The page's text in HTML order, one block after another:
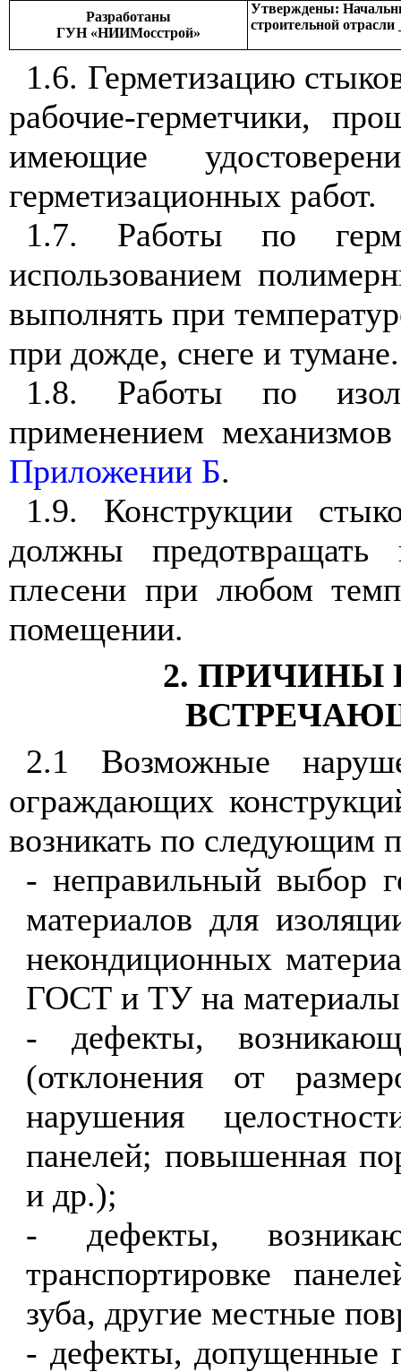
Разработаны
ГУН «НИИМосстрой»
Утверждены:
строительной
1.6. Герметизацию
рабочие-герметчики,
имеющие
герметизационных работ.
1.7. Работы по
использованием
выполнять при
при дожде, снеге и тумане.
1.8. Работы по
применением
Приложении Б.
1.9. Конструкции
должны предотвращать
плесени при любом
помещении.
2. ПРИЧИНЫ
2.1 Возможные
ограждающих
возникать по следующим
- неправильный выбор
материалов для
некондиционных
ГОСТ и ТУ на
- дефекты,
(отклонения от
нарушения
панелей; повышенная
и др.);
- дефекты,
транспортировке
зуба, другие местные
- дефекты, допущенные